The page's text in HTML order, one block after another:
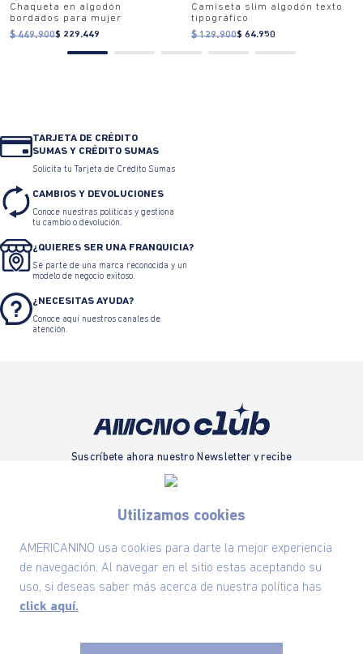
Utilizamos cookies
AMERICANINO usa cookies para darte la mejor experiencia
de navegación. Al navegar en el sitio estas aceptando su
uso, si deseas saber más acerca de nuestra política has
click aquí.
Chaqueta en algodón
bordados para mujer
$ 449.900$ 229.449
Camiseta slim algodón texto
tipográfico
$ 129.900$ 64.950
TARJETA DE CRÉDITO
SUMAS Y CRÉDITO SUMAS
Solicita tu Tarjeta de Crédito Sumas
CAMBIOS Y DEVOLUCIONES
Conoce nuestras políticas y gestiona
tu cambio o devolución.
¿QUIERES SER UNA FRANQUICIA?
Sé parte de una marca reconocida y un
modelo de negocio exitoso.
¿NECESITAS AYUDA?
Conoce aquí nuestros canales de
atención.
Suscríbete ahora nuestro Newsletter y recibe
las ofertas exclusivas y lo último en moda
SUSCRÍBETE AHORA
Nuestra Marca